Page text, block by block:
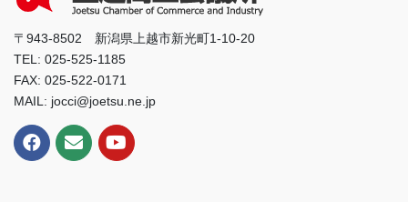
〒943-8502 新潟県上越市新光町1-10-20
TEL: 025-525-1185
FAX: 025-522-0171
MAIL: jocci@joetsu.ne.jp